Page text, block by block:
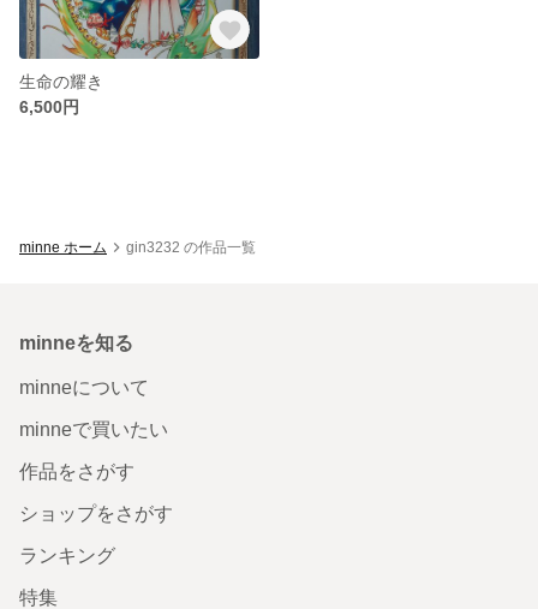
生命の耀き
6,500円
minne ホーム gin3232 の作品一覧
minneを知る
minneについて
minneで買いたい
作品をさがす
ショップをさがす
ランキング
特集